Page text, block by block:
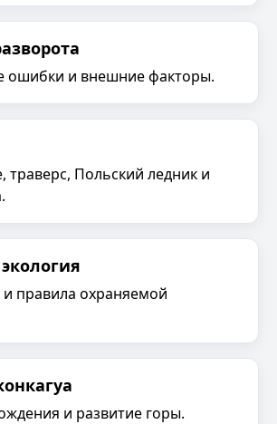
ошибки и внешние факторы.
траверс, Польский ледник и
правила охраняемой
и развитие горы.